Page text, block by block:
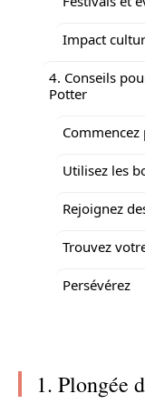
Impact
4. Conseils
Potter
Commencez
Utilisez les
Rejoignez
Trouvez
Persévérez
1. Plongée